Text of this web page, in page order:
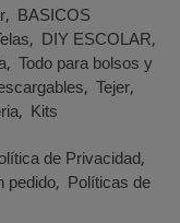
BASICOS
DIY ESCOLAR
Todo para bolsos y
Tejer
Kits
de Privacidad
pedido Políticas de